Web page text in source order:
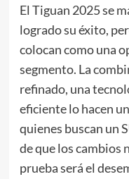
El Tiguan 2025 se
logrado su éxito,
colocan como una
segmento. La
refinado, una
eficiente lo hacen
quienes buscan un
de que los cambios
prueba será el